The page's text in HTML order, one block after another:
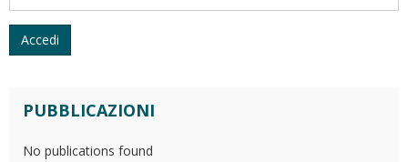
Accedi
PUBBLICAZIONI
No publications found